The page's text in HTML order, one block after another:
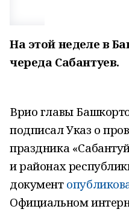
На этой неделе в
череда Сабантуев.
Врио главы
подписал Указ о
праздника
и районах
документ
Официальном